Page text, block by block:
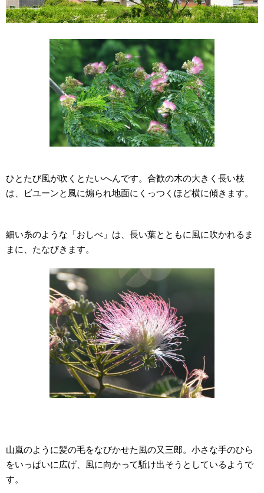
ひとたび風が吹くとたいへんです。合歓の木の大きく長い枝
は、ビユーンと風に煽られ地面にくっつくほど横に傾きます。
細い糸のような「おしべ」は、長い葉とともに風に吹かれるま
まに、たなびきます。
山嵐のように髪の毛をなびかせた風の又三郎。小さな手のひら
をいっぱいに広げ、風に向かって駈け出そうとしているようで
す。